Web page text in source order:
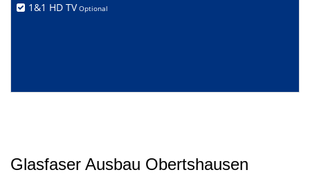
1&1 HD TV Optional
Glasfaser Ausbau Obertshausen